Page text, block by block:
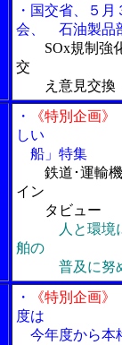
・国交省、５
会、 石油製品
SOx規制強
交
え意見交換
・ 《特別企画》
しい
船」特集
鉄道･運輸
イン
タビュー
人と環境
舶の
普及に努
・ 《特別企画》
度は
今年度から本